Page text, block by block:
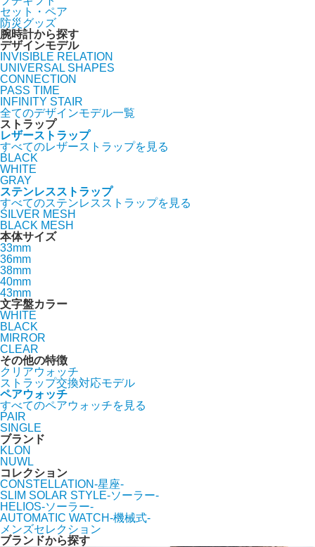
セット・ペア
防災グッズ
腕時計から探す
デザインモデル
INVISIBLE RELATION
UNIVERSAL SHAPES
CONNECTION
PASS TIME
INFINITY STAIR
全てのデザインモデル一覧
ストラップ
レザーストラップ
すべてのレザーストラップを見る
BLACK
WHITE
GRAY
ステンレスストラップ
すべてのステンレスストラップを見る
SILVER MESH
BLACK MESH
本体サイズ
33mm
36mm
38mm
40mm
43mm
文字盤カラー
WHITE
BLACK
MIRROR
CLEAR
その他の特徴
クリアウォッチ
ストラップ交換対応モデル
ペアウォッチ
すべてのペアウォッチを見る
PAIR
SINGLE
ブランド
KLON
NUWL
コレクション
CONSTELLATION-星座-
SLIM SOLAR STYLE-ソーラー-
HELIOS-ソーラー-
AUTOMATIC WATCH-機械式-
メンズセレクション
ブランドから探す